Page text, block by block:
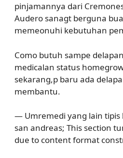
pinjamannya dari
Audero sanagt berguna
memeonuhi kebutuhan
Como butuh sampe
medicalan status
sekarang,p baru ada
membantu.
— Umremedi yang lain tipis
san andreas; This section
due to content format